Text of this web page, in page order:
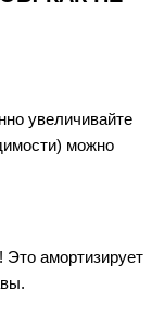
увеличивайте
можно
Это амортизирует